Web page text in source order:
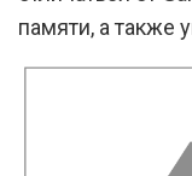
памяти, а также